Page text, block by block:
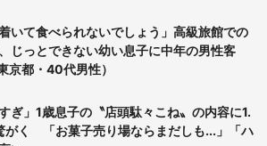
着いて食べられないでしょう」高級旅館での
じっとできない幼い息子に中年の男性客
京都・40代男性）
すぎ」1歳息子の〝店頭駄々こね〟の内容に1.
がく 「お菓子売り場ならまだしも...」「ハ